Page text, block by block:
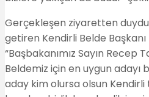
Gerçekleşen ziyaretten
getiren Kendirli Belde Başkanı
“Başbakanımız Sayın Recep
Beldemiz için en uygun
aday kim olursa olsun